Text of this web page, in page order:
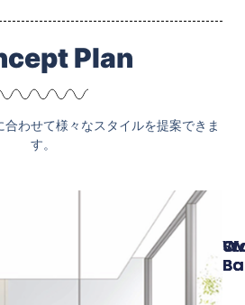
Plan
わせて様々なスタイルを提案できま
す。